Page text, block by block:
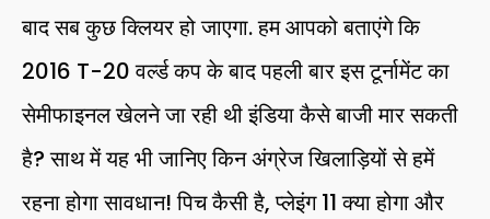
बाद सब कुछ क्लियर हो जाएगा. हम आपको बताएंगे कि
2016 T-20 वर्ल्ड कप के बाद पहली बार इस टूर्नामेंट का
सेमीफाइनल खेलने जा रही थी इंडिया कैसे बाजी मार सकती
है? साथ में यह भी जानिए किन अंग्रेज खिलाड़ियों से हमें
रहना होगा सावधान! पिच कैसी है, प्लेइंग 11 क्या होगा और